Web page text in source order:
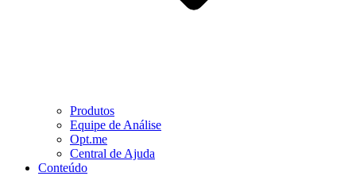
Produtos
Equipe de Análise
Opt.me
Central de Ajuda
Conteúdo